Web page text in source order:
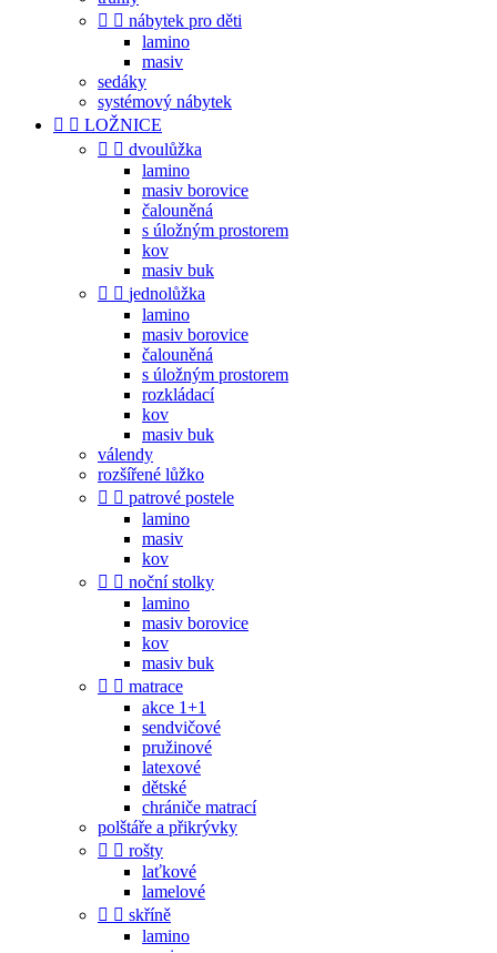
  nábytek pro děti
lamino
masiv
sedáky
systémový nábytek
  LOŽNICE
  dvoulůžka
lamino
masiv borovice
čalouněná
s úložným prostorem
kov
masiv buk
  jednolůžka
lamino
masiv borovice
čalouněná
s úložným prostorem
rozkládací
kov
masiv buk
válendy
rozšířené lůžko
  patrové postele
lamino
masiv
kov
  noční stolky
lamino
masiv borovice
kov
masiv buk
  matrace
akce 1+1
sendvičové
pružinové
latexové
dětské
chrániče matrací
polštáře a přikrývky
  rošty
laťkové
lamelové
  skříně
lamino